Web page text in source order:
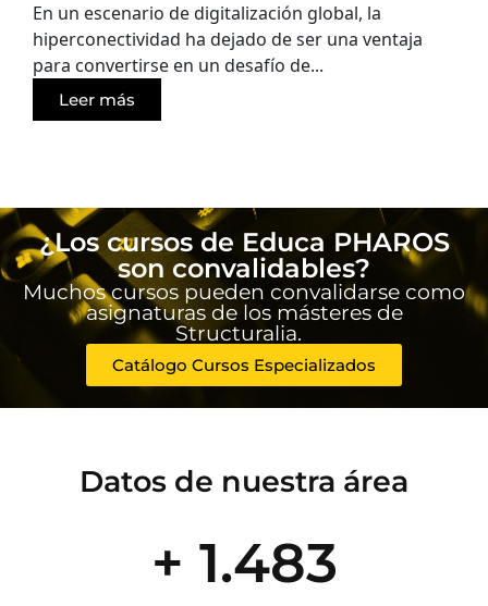
En un escenario de digitalización global, la
hiperconectividad ha dejado de ser una ventaja
para convertirse en un desafío de...
Leer más
¿Los cursos de Educa PHAROS
son convalidables?
Muchos cursos pueden convalidarse como
asignaturas de los másteres de
Structuralia.
Catálogo Cursos Especializados
Datos de nuestra área
+ 1.483